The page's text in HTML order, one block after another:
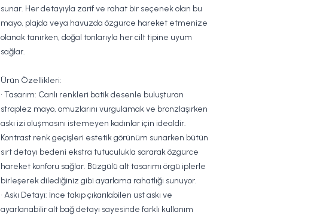
sunar. Her detayıyla zarif ve rahat bir seçenek olan bu
mayo, plajda veya havuzda özgürce hareket etmenize
olanak tanırken, doğal tonlarıyla her cilt tipine uyum
sağlar.
Ürün Özellikleri:
• Tasarım: Canlı renkleri batik desenle buluşturan
straplez mayo, omuzlarını vurgulamak ve bronzlaşırken
askı izi oluşmasını istemeyen kadınlar için idealdir.
Kontrast renk geçişleri estetik görünüm sunarken bütün
sırt detayı bedeni ekstra tutuculukla sararak özgürce
hareket konforu sağlar. Büzgülü alt tasarımı örgü iplerle
birleşerek dilediğiniz gibi ayarlama rahatlığı sunuyor.
• Askı Detayı: İnce takıp çıkarılabilen üst askı ve
ayarlanabilir alt bağ detayı sayesinde farklı kullanım